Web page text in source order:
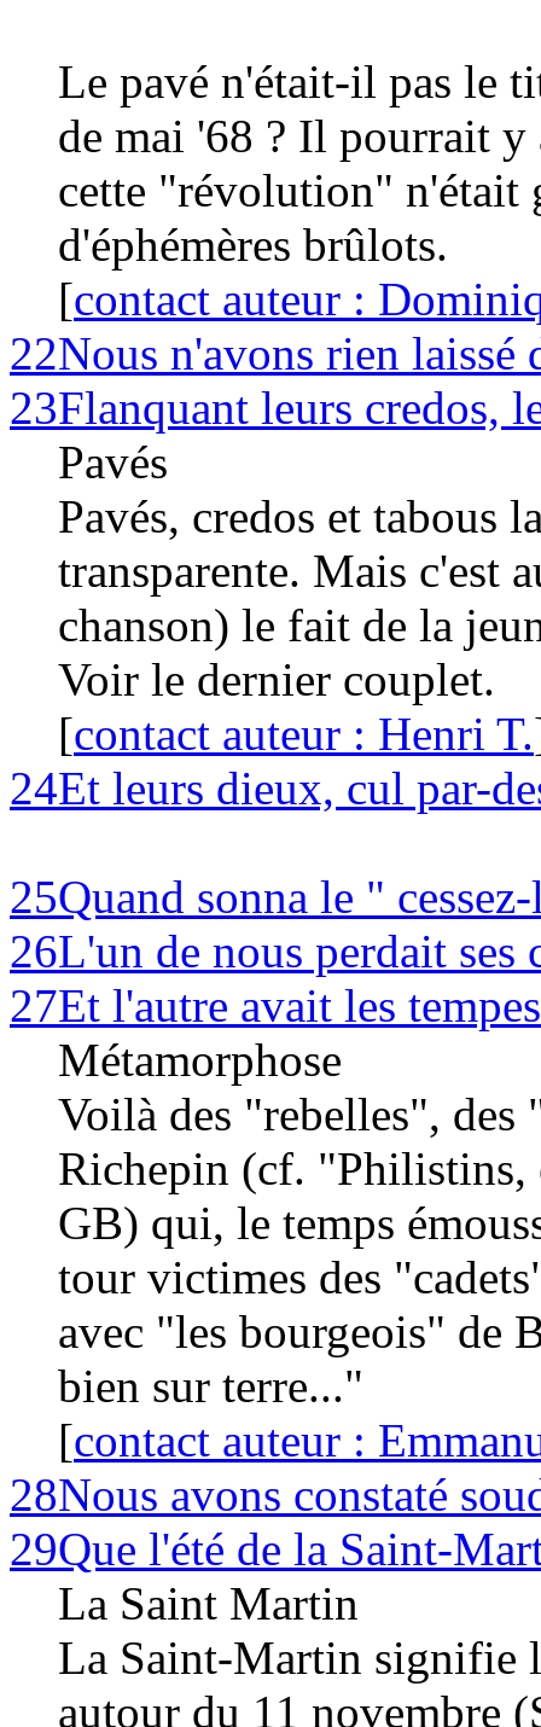
Le pavé n'était-il pas le
de mai '68 ? Il pourrait
cette "révolution" n'était
d'éphémères brûlots.
[contact auteur :
22Nous n'avons rien laissé
23Flanquant leurs credos,
Pavés
Pavés, credos et tabous
transparente. Mais c'est
chanson) le fait de la
Voir le dernier couplet.
[contact auteur : Henri T.
24Et leurs dieux, cul par-
25Quand sonna le "
26L'un de nous perdait ses
27Et l'autre avait les
Métamorphose
Voilà des "rebelles", des
Richepin (cf. "Philistins,
GB) qui, le temps
tour victimes des
avec "les bourgeois" de
bien sur terre..."
[contact auteur :
28Nous avons constaté
29Que l'été de la Saint-
La Saint Martin
La Saint-Martin signifie
autour du 11 novembre